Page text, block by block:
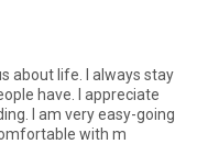
about life. I always stay
have. I appreciate
I am very easy-going
with m